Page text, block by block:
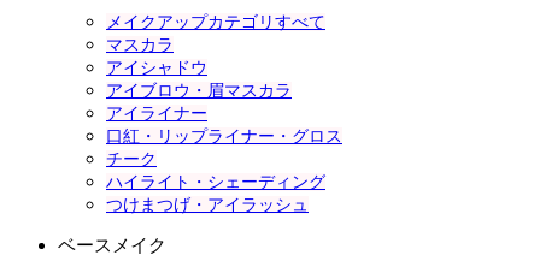
メイクアップカテゴリすべて
マスカラ
アイシャドウ
アイブロウ・眉マスカラ
アイライナー
口紅・リップライナー・グロス
チーク
ハイライト・シェーディング
つけまつげ・アイラッシュ
ベースメイク